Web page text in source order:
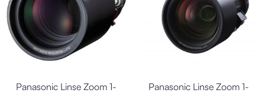
Panasonic Linse Zoom 1-
Panasonic Linse Zoom 1-